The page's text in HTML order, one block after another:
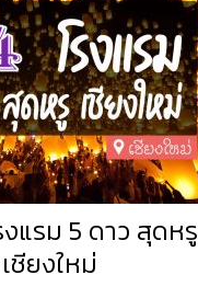
งแรม 5 ดาว สุดหรู
เชียงใหม่